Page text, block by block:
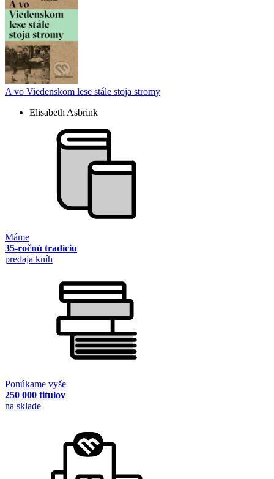
A vo Viedenskom lese stále stoja stromy
Elisabeth Asbrink
Máme
35-ročnú tradíciu
predaja kníh
Ponúkame vyše
250 000 titulov
na sklade